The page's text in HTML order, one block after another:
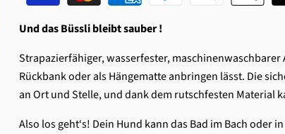
Und das Büssli bleibt sauber !
Strapazierfähiger, wasserfester,
Rückbank oder als Hängematte anbringen lässt. Die
an Ort und Stelle, und dank dem rutschfesten Material
Also los geht‘s! Dein Hund kann das Bad im Bach oder